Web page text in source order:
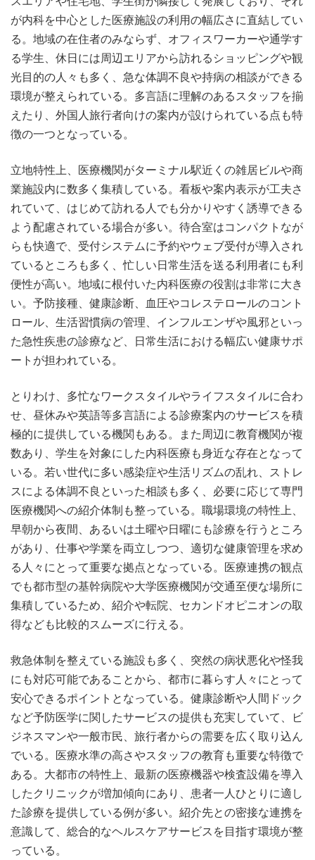
が内科を中心とした医療施設の利用の幅広さに直結してい
る。地域の在住者のみならず、オフィスワーカーや通学す
る学生、休日には周辺エリアから訪れるショッピングや観
光目的の人々も多く、急な体調不良や持病の相談ができる
環境が整えられている。多言語に理解のあるスタッフを揃
えたり、外国人旅行者向けの案内が設けられている点も特
徴の一つとなっている。
立地特性上、医療機関がターミナル駅近くの雑居ビルや商
業施設内に数多く集積している。看板や案内表示が工夫さ
れていて、はじめて訪れる人でも分かりやすく誘導できる
よう配慮されている場合が多い。待合室はコンパクトなが
らも快適で、受付システムに予約やウェブ受付が導入され
ているところも多く、忙しい日常生活を送る利用者にも利
便性が高い。地域に根付いた内科医療の役割は非常に大き
い。予防接種、健康診断、血圧やコレステロールのコント
ロール、生活習慣病の管理、インフルエンザや風邪といっ
た急性疾患の診療など、日常生活における幅広い健康サポ
ートが担われている。
とりわけ、多忙なワークスタイルやライフスタイルに合わ
せ、昼休みや英語等多言語による診療案内のサービスを積
極的に提供している機関もある。また周辺に教育機関が複
数あり、学生を対象にした内科医療も身近な存在となって
いる。若い世代に多い感染症や生活リズムの乱れ、ストレ
スによる体調不良といった相談も多く、必要に応じて専門
医療機関への紹介体制も整っている。職場環境の特性上、
早朝から夜間、あるいは土曜や日曜にも診療を行うところ
があり、仕事や学業を両立しつつ、適切な健康管理を求め
る人々にとって重要な拠点となっている。医療連携の観点
でも都市型の基幹病院や大学医療機関が交通至便な場所に
集積しているため、紹介や転院、セカンドオピニオンの取
得なども比較的スムーズに行える。
救急体制を整えている施設も多く、突然の病状悪化や怪我
にも対応可能であることから、都市に暮らす人々にとって
安心できるポイントとなっている。健康診断や人間ドック
など予防医学に関したサービスの提供も充実していて、ビ
ジネスマンや一般市民、旅行者からの需要を広く取り込ん
でいる。医療水準の高さやスタッフの教育も重要な特徴で
ある。大都市の特性上、最新の医療機器や検査設備を導入
したクリニックが増加傾向にあり、患者一人ひとりに適し
た診療を提供している例が多い。紹介先との密接な連携を
意識して、総合的なヘルスケアサービスを目指す環境が整
っている。